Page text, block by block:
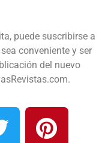
puede suscribirse a
conveniente y ser
del nuevo